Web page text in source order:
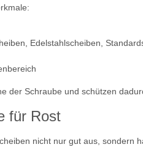
Edelstahlscheiben,
der Schraube und schützen
für Rost
nicht nur gut aus,